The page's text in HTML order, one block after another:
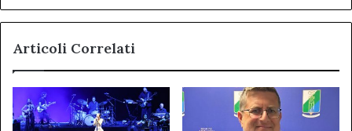
Articoli Correlati